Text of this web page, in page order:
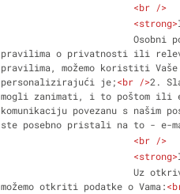
<br />
<strong>
pravilima o privatnosti ili
pravilima, možemo koristiti Vaše
personalizirajući je;<br />2.
mogli zanimati, i to poštom ili
komunikaciju povezanu s našim
ste posebno pristali na to - e-
<br />
<strong>
možemo otkriti podatke o Vama:<